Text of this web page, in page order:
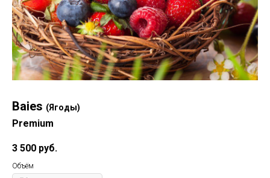
Baies (Ягоды)
Premium
3 500 руб.
Объём